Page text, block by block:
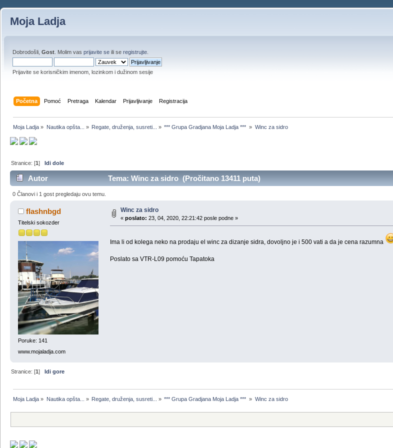
Moja Ladja
Dobrodošli, Gost . Molim vas prijavite se ili se registrujte
Prijavite se korisničkim imenom, lozinkom i dužinom sesije
Početna Pomoć Pretraga Kalendar Prijavljivanje Registracija
Moja Ladja » Nautika opšta... » Regate, druženja, susreti... » *** Grupa Gradjana Moja Ladja *** » Winc za sidro
Stranice: [1]Idi dole
Autor Tema: Winc za sidro (Pročitano 13411 puta)
0 Članovi i 1 gost pregledaju ovu temu.
flashnbgd
Titelski sokozder
Poruke: 141
www.mojaladja.com
Winc za sidro
« poslato: 23, 04, 2020, 22:21:42 posle podne »
Ima li od kolega neko na prodaju el winc za dizanje sidra, dovoljno je i 500 vati a da je cena razumna
Poslato sa VTR-L09 pomoću Tapatoka
Stranice: [1]Idi gore
Moja Ladja » Nautika opšta... » Regate, druženja, susreti... » *** Grupa Gradjana Moja Ladja *** » Winc za sidro